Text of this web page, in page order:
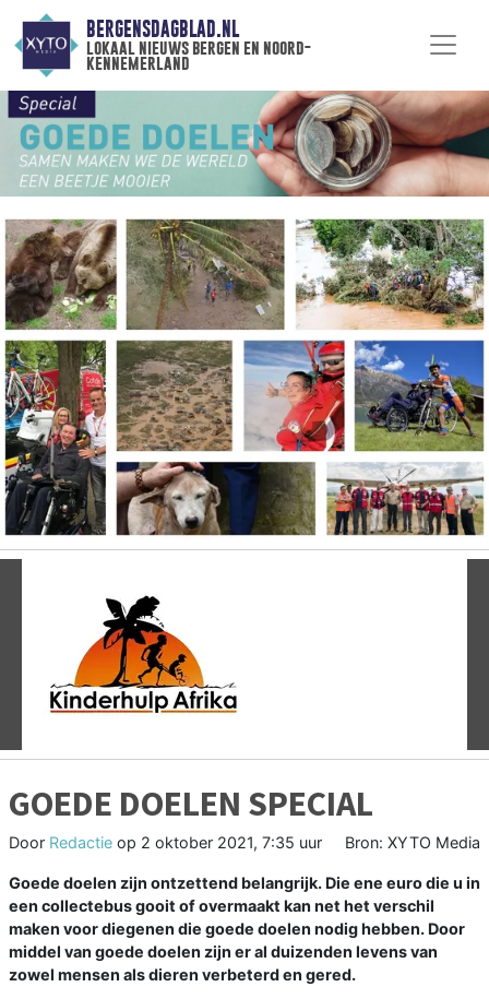
BERGENSDAGBLAD.NL
lokaal nieuws bergen en noord-
kennemerland
GOEDE DOELEN SPECIAL
Door Redactie op 2 oktober 2021, 7:35 uur Bron: XYTO Media
Goede doelen zijn ontzettend belangrijk. Die ene euro die u in
een collectebus gooit of overmaakt kan net het verschil
maken voor diegenen die goede doelen nodig hebben. Door
middel van goede doelen zijn er al duizenden levens van
zowel mensen als dieren verbeterd en gered.